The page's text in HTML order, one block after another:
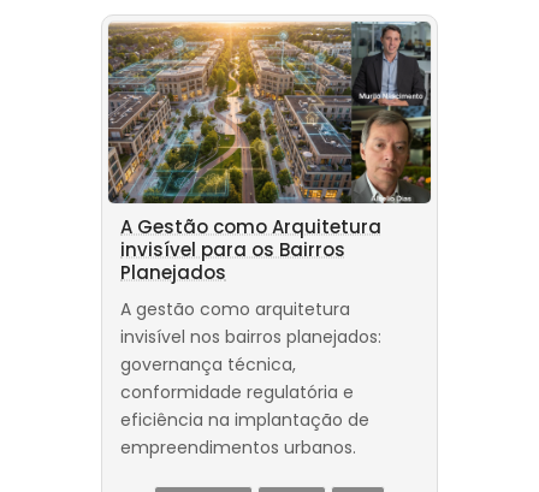
A Gestão como Arquitetura
invisível para os Bairros
Planejados
A gestão como arquitetura
invisível nos bairros planejados:
governança técnica,
conformidade regulatória e
eficiência na implantação de
empreendimentos urbanos.